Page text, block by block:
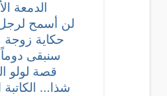
الدمعة
لن أسمح لرجل
حكاية
سنبقى
قصة لولو
شذا...